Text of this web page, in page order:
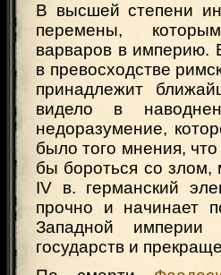
В высшей степени
перемены,
варваров в империю.
в превосходстве
принадлежит
видело в
недоразумение,
было того мнения,
бы бороться со злом,
IV в. германский
прочно и начинает
Западной империи
государств и